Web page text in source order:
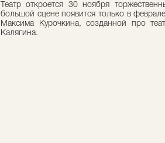
Театр откроется 30 ноября
большой сцене появится только в
Максима Курочкина, созданной про
Калягина.